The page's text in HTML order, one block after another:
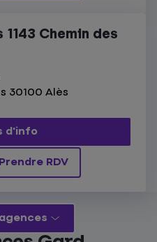
Chemin des
30100 Alès
d'info
Prendre RDV